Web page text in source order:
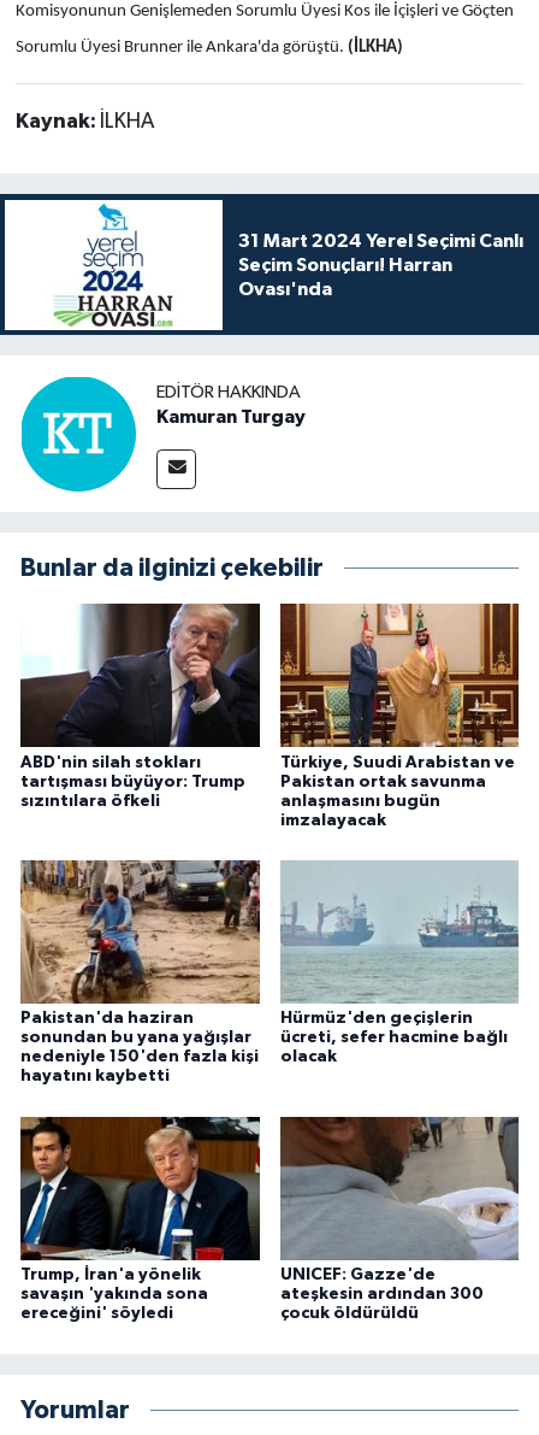
Komisyonunun Genişlemeden Sorumlu Üyesi Kos ile İçişleri ve Göçten
Sorumlu Üyesi Brunner ile Ankara'da görüştü. (İLKHA)
Kaynak: İLKHA
31 Mart 2024 Yerel Seçimi Canlı
Seçim Sonuçları! Harran
Ovası'nda
EDITÖR HAKKINDA
Kamuran Turgay
Bunlar da ilginizi çekebilir
ABD'nin silah stokları
tartışması büyüyor: Trump
sızıntılara öfkeli
Türkiye, Suudi Arabistan ve
Pakistan ortak savunma
anlaşmasını bugün
imzalayacak
Pakistan'da haziran
sonundan bu yana yağışlar
nedeniyle 150'den fazla kişi
hayatını kaybetti
Hürmüz'den geçişlerin
ücreti, sefer hacmine bağlı
olacak
Trump, İran'a yönelik
savaşın 'yakında sona
ereceğini' söyledi
UNICEF: Gazze'de
ateşkesin ardından 300
çocuk öldürüldü
Yorumlar